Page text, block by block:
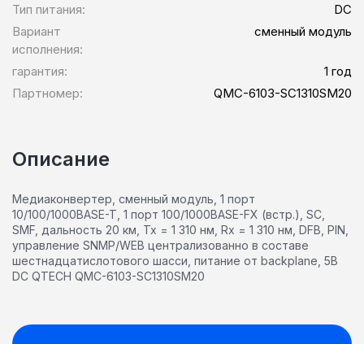
Тип питания:
DC
Вариант
исполнения:
сменный модуль
гарантия:
1 год
Партномер:
QMC-6103-SC1310SM20
Описание
Медиаконвертер, сменный модуль, 1 порт
10/100/1000BASE-T, 1 порт 100/1000BASE-FX (встр.), SC,
SMF, дальность 20 км, Tx = 1 310 нм, Rx = 1 310 нм, DFB, PIN,
управление SNMP/WEB централизованно в составе
шестнадцатислотового шасси, питание от backplane, 5В
DC QTECH QMC-6103-SC1310SM20